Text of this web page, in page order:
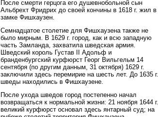
После смерти герцога его душевнобольной сын
Альбрехт Фридрих до своей кончины в 1618 г. жил в
замке Фишхаузен.
Семнадцатое столетие для Фишхаузена также не
было мирным. В 1629 г. город, как и всю западную
часть Замланда, захватила шведская армия.
Шведский король Густав II Адольф и
бранденбургский курфюрст Георг Вильгельм 14
сентября (по другим данным, 31 октября) 1629 г.
заключили здесь перемирие на шесть лет. До 1635 г.
шведы находились в Фишхаузене.
После ухода шведов город постепенно начал
возвращаться к нормальной жизни: 21 ноября 1644 г.
великий курфюрст основал здесь янтарный суд; на